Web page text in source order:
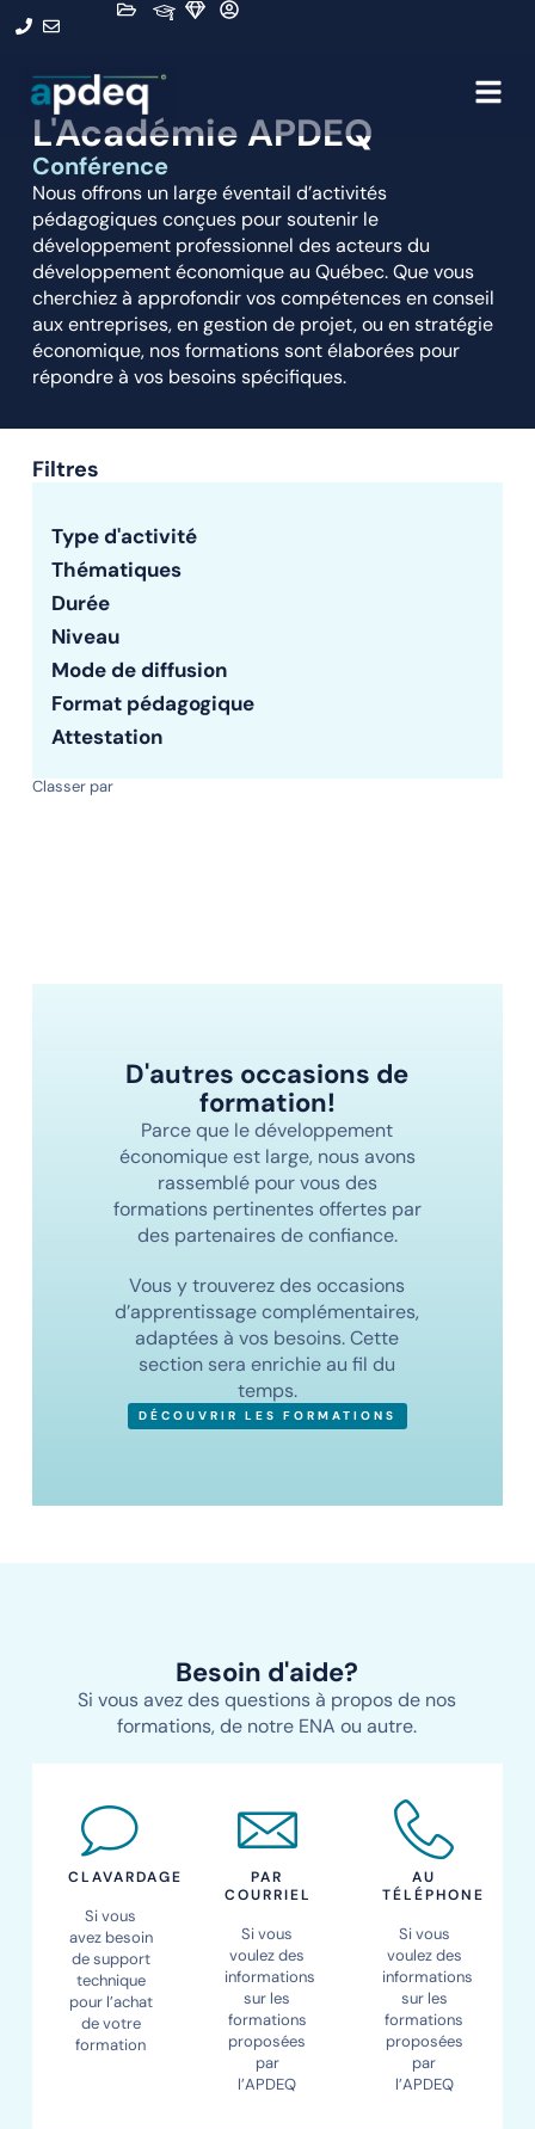
L'Académie APDEQ
Conférence
Nous offrons un large éventail d’activités
pédagogiques conçues pour soutenir le
développement professionnel des acteurs du
développement économique au Québec. Que vous
cherchiez à approfondir vos compétences en conseil
aux entreprises, en gestion de projet, ou en stratégie
économique, nos formations sont élaborées pour
répondre à vos besoins spécifiques.
Filtres
Type d'activité
Thématiques
Durée
Niveau
Mode de diffusion
Format pédagogique
Attestation
Classer par
D'autres occasions de
formation!
Parce que le développement
économique est large, nous avons
rassemblé pour vous des
formations pertinentes offertes par
des partenaires de confiance.
Vous y trouverez des occasions
d’apprentissage complémentaires,
adaptées à vos besoins. Cette
section sera enrichie au fil du
temps.
DÉCOUVRIR LES FORMATIONS
Besoin d'aide?
Si vous avez des questions à propos de nos
formations, de notre ENA ou autre.
CLAVARDAGE
Si vous
avez besoin
de support
technique
pour l’achat
de votre
formation
PAR
COURRIEL
Si vous
voulez des
informations
sur les
formations
proposées
par
l’APDEQ
AU
TÉLÉPHONE
Si vous
voulez des
informations
sur les
formations
proposées
par
l’APDEQ